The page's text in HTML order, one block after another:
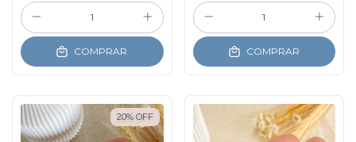
COMPRAR COMPRAR
20% OFF